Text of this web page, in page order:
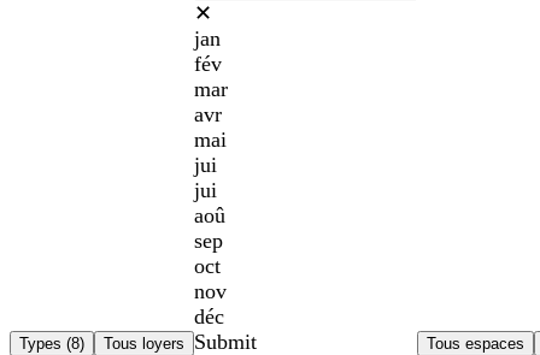
Types (8) Tous loyers
✕
jan
fév
mar
avr
mai
jui
jui
aoû
sep
oct
nov
déc
Submit
Tous espaces